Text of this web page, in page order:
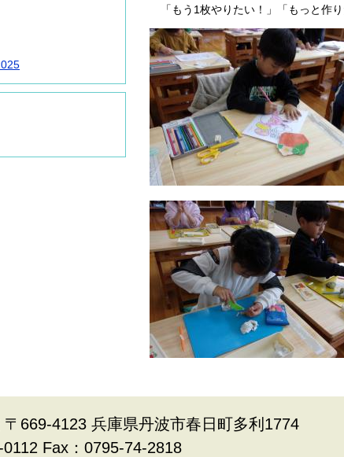
「もう1枚やりたい！」「もっと作り
669-4123 兵庫県丹波市春日町多利1774
Fax：0795-74-2818